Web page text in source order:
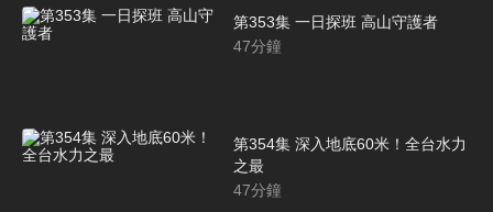
第353集 一日探班 高山守護者
47分鐘
第354集 深入地底60米！全台水力
之最
47分鐘